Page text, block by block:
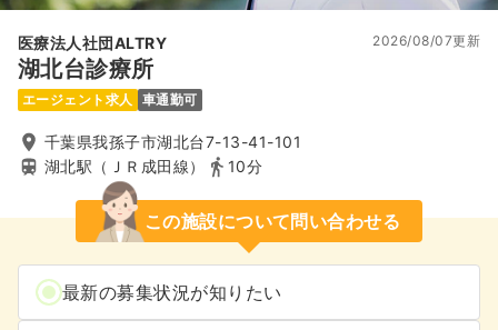
医療法人社団ALTRY
湖北台診療所
2026/08/07更新
エージェント求人 車通勤可
千葉県我孫子市湖北台7-13-41-101
湖北駅（ＪＲ成田線）
10分
この施設について問い合わせる
最新の募集状況が知りたい